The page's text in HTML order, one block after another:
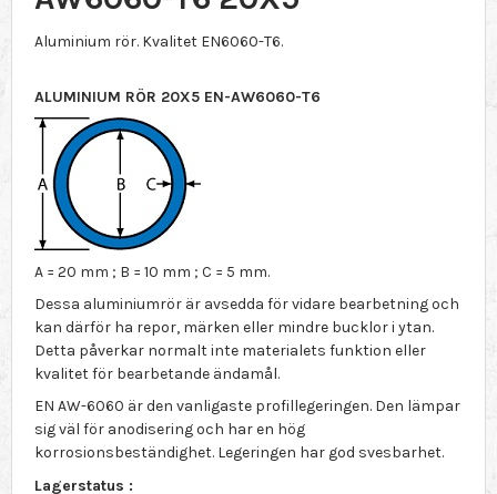
Aluminium rör. Kvalitet EN6060-T6.
ALUMINIUM RÖR 20X5 EN-AW6060-T6
A = 20 mm ; B = 10 mm ; C = 5 mm.
Dessa aluminiumrör är avsedda för vidare bearbetning och
kan därför ha repor, märken eller mindre bucklor i ytan.
Detta påverkar normalt inte materialets funktion eller
kvalitet för bearbetande ändamål.
EN AW-6060 är den vanligaste profillegeringen. Den lämpar
sig väl för anodisering och har en hög
korrosionsbeständighet. Legeringen har god svesbarhet.
Lagerstatus :